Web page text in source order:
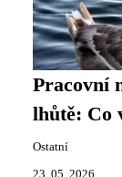
Pracovní
lhůtě: Co
Ostatní
23. 05. 2026